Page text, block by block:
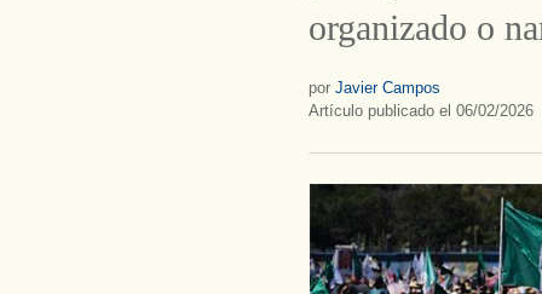
organizado o
por Javier Campos
Artículo publicado el 06/02/2026